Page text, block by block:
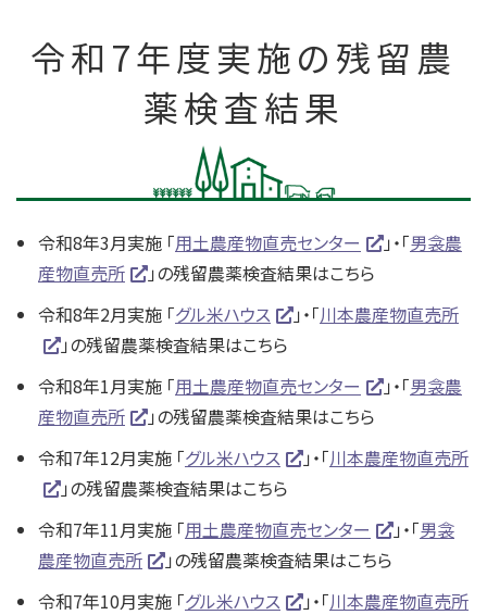
令和7年度実施の残留農
薬検査結果
令和8年3月実施 「用土農産物直売センター 」・「男衾農
産物直売所
」の残留農薬検査結果はこちら
令和8年2月実施 「グル米ハウス 」・「川本農産物直売所
」の残留農薬検査結果はこちら
令和8年1月実施 「用土農産物直売センター 」・「男衾農
産物直売所
」の残留農薬検査結果はこちら
令和7年12月実施 「グル米ハウス 」・「川本農産物直売所
」の残留農薬検査結果はこちら
令和7年11月実施 「用土農産物直売センター 」・「男衾
農産物直売所
」の残留農薬検査結果はこちら
令和7年10月実施 「グル米ハウス 」・「川本農産物直売所